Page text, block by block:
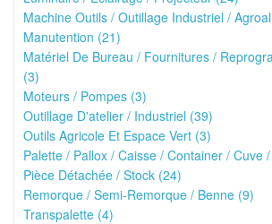
Machine Outils / Outillage Industriel /
Manutention (21)
Matériel De Bureau / Fournitures /
(3)
Moteurs / Pompes (3)
Outillage D'atelier / Industriel (39)
Outils Agricole Et Espace Vert (3)
Palette / Pallox / Caisse / Container / Cuve
Pièce Détachée / Stock (24)
Remorque / Semi-Remorque / Benne (9)
Transpalette (4)